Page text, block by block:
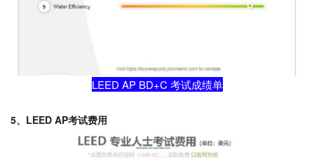
LEED AP BD+C 考试成绩单
5、LEED AP考试费用